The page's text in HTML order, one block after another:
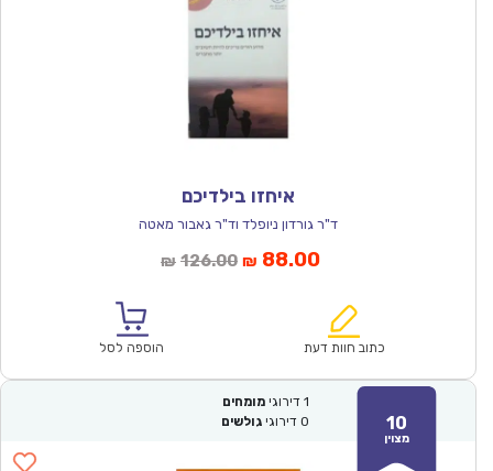
איחזו בילדיכם
ד"ר גורדון ניופלד וד"ר גאבור מאטה
₪ 126.00המחיר
₪126.00.
₪ 88.00המחיר
הוא:
כתוב חוות דעת הוספה לסל
10
מצוין
1 דירוגי מומחים
0 דירוגי גולשים